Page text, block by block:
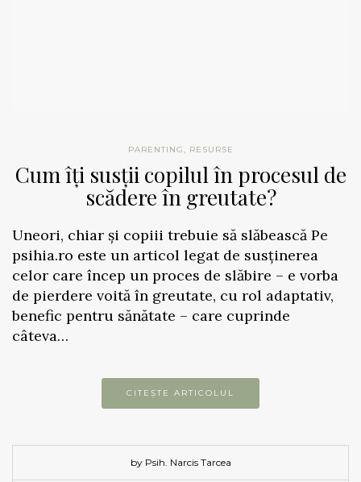
PARENTING, RESURSE
Cum îți susții copilul în procesul de
scădere în greutate?
Uneori, chiar și copiii trebuie să slăbească Pe
psihia.ro este un articol legat de susținerea
celor care încep un proces de slăbire – e vorba
de pierdere voită în greutate, cu rol adaptativ,
benefic pentru sănătate – care cuprinde
câteva…
CITEȘTE ARTICOLUL
by Psih. Narcis Tarcea